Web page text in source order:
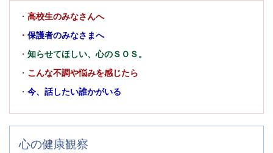
・ 高校生のみなさんへ
・ 保護者のみなさまへ
・ 知らせてほしい、心のＳＯＳ。
・ こんな不調や悩みを感じたら
・ 今、話したい誰かがいる
心の健康観察